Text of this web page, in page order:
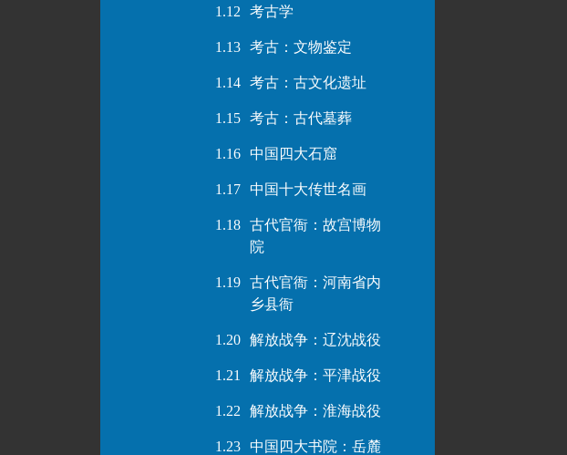
1.12 考古学
1.13 考古：文物鉴定
1.14 考古：古文化遗址
1.15 考古：古代墓葬
1.16 中国四大石窟
1.17 中国十大传世名画
1.18
古代官衙：故宫博物
院
1.19
古代官衙：河南省内
乡县衙
1.20 解放战争：辽沈战役
1.21 解放战争：平津战役
1.22 解放战争：淮海战役
1.23
中国四大书院：岳麓